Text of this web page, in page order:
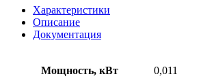
Характеристики
Описание
Документация
Мощность, кВт 0,011